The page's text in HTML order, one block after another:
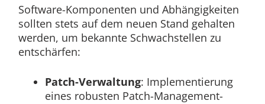
Software-Komponenten und Abhängigkeiten
sollten stets auf dem neuen Stand gehalten
werden, um bekannte Schwachstellen zu
entschärfen:
Patch-Verwaltung: Implementierung
eines robusten Patch-Management-